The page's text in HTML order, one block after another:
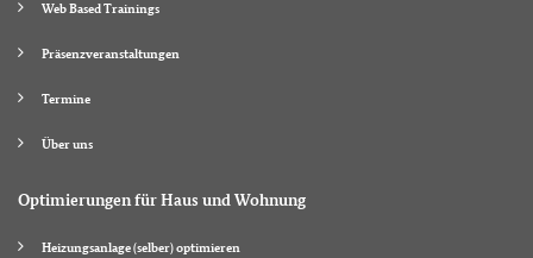
Web Based Trainings
Präsenzveranstaltungen
Termine
Über uns
Optimierungen für Haus und Wohnung
Heizungsanlage (selber) optimieren